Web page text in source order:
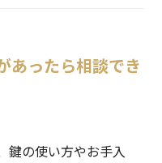
あったら相談でき
鍵の使い方やお手入